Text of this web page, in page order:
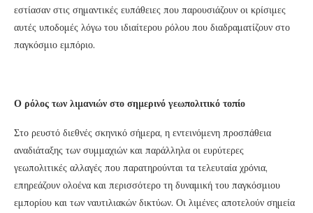
εστίασαν στις σημαντικές ευπάθειες που παρουσιάζουν οι κρίσιμες
αυτές υποδομές λόγω του ιδιαίτερου ρόλου που διαδραματίζουν στο
παγκόσμιο εμπόριο.
Ο ρόλος των λιμανιών στο σημερινό γεωπολιτικό τοπίο
Στο ρευστό διεθνές σκηνικό σήμερα, η εντεινόμενη προσπάθεια
αναδιάταξης των συμμαχιών και παράλληλα οι ευρύτερες
γεωπολιτικές αλλαγές που παρατηρούνται τα τελευταία χρόνια,
επηρεάζουν ολοένα και περισσότερο τη δυναμική του παγκόσμιου
εμπορίου και των ναυτιλιακών δικτύων. Οι λιμένες αποτελούν σημεία